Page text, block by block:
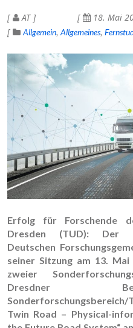
AT 18. Mai
Allgemein Allgemeines
Erfolg für Forschende
Dresden (TUD): Der
Deutschen
seiner Sitzung am 13.
zweier
Dresdner
Twin Road – Physical-